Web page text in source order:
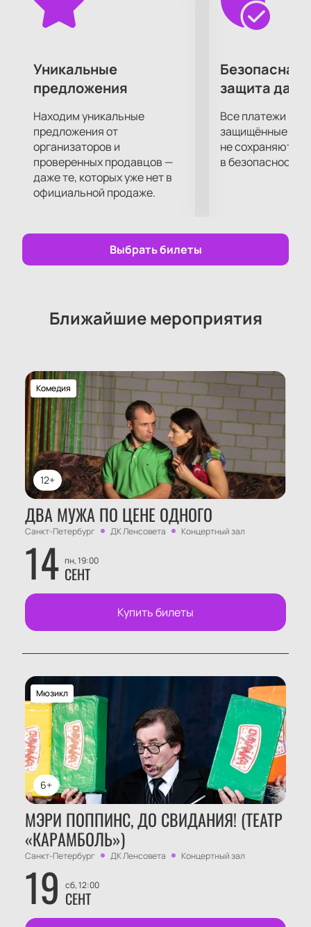
Уникальные
предложения
Находим уникальные
предложения от
организаторов и
проверенных продавцов —
даже те, которых уже нет в
официальной продаже.
Безопасная
защита
Все платежи
защищённые
не сохраняются
в безопасности.
Выбрать билеты
Ближайшие мероприятия
12+
Комедия
ДВА МУЖА ПО ЦЕНЕ ОДНОГО
Санкт-Петербург ДК Ленсовета Концертный зал
14 пн, 19:00
СЕНТ
Купить билеты
6+
Мюзикл
МЭРИ ПОППИНС, ДО СВИДАНИЯ! (ТЕАТР
«КАРАМБОЛЬ»)
Санкт-Петербург ДК Ленсовета Концертный зал
19 сб, 12:00
СЕНТ